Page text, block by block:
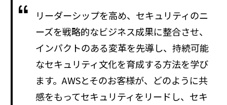
リーダーシップを高め、セキュリティのニ
ーズを戦略的なビジネス成果に整合させ、
インパクトのある変革を先導し、持続可能
なセキュリティ文化を育成する方法を学び
ます。AWSとそのお客様が、どのように共
感をもってセキュリティをリードし、セキ